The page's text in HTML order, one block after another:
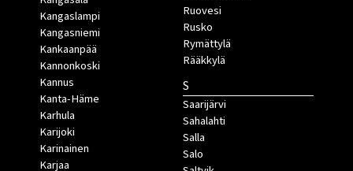
Kangaslampi
Kangasniemi
Kankaanpää
Kannonkoski
Kannus
Kanta-Häme
Karhula
Karijoki
Karinainen
Karjaa
Ruovesi
Rusko
Rymättylä
Rääkkylä
S
Saarijärvi
Sahalahti
Salla
Salo